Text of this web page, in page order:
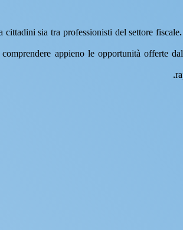
sia tra professionisti del settore
appieno le opportunità offerte